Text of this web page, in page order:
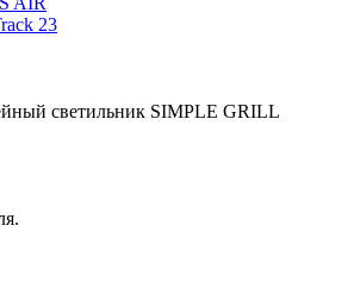
23
светильник SIMPLE GRILL